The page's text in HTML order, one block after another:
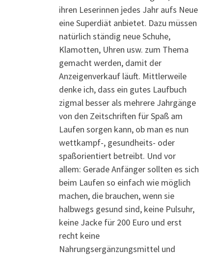
ihren Leserinnen jedes Jahr aufs Neue
eine Superdiät anbietet. Dazu müssen
natürlich ständig neue Schuhe,
Klamotten, Uhren usw. zum Thema
gemacht werden, damit der
Anzeigenverkauf läuft. Mittlerweile
denke ich, dass ein gutes Laufbuch
zigmal besser als mehrere Jahrgänge
von den Zeitschriften für Spaß am
Laufen sorgen kann, ob man es nun
wettkampf-, gesundheits- oder
spaßorientiert betreibt. Und vor
allem: Gerade Anfänger sollten es sich
beim Laufen so einfach wie möglich
machen, die brauchen, wenn sie
halbwegs gesund sind, keine Pulsuhr,
keine Jacke für 200 Euro und erst
recht keine
Nahrungsergänzungsmittel und